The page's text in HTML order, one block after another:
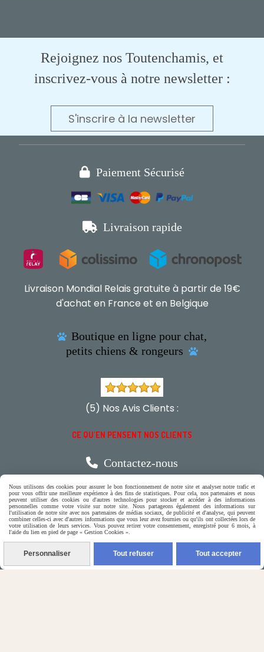
Rejoignez nos Toutenchamis, et
inscrivez-vous à notre newsletter :
S'inscrire à la newsletter
 Paiement Sécurisé
 Livraison rapide
Livraison Mondial Relais gratuite à partir de 19€
d'achat en France et en Belgique
 Boutique en ligne pour chat,
petits chiens & rongeurs

(5) Nos Avis Clients :
CE QU'EN PENSENT NOS CLIENTS
 Contactez-nous
N'hésitez pas à contacter Monique
par téléphone
0618321265
ou par message
Nous utilisons des cookies pour assurer le bon fonctionnement de notre site et analyser notre trafic et
pour vous offrir une meilleure expérience à des fins de statistiques. Pour cela, nos partenaires et nous
peuvent utiliser des cookies ou d'autres technologies pour stocker et accéder à des informations
personnelles comme votre visite sur notre site. Nous partageons également des informations sur
l'utilisation de notre site avec nos partenaires de médias sociaux, de publicité et d'analyse, qui peuvent
combiner celles-ci avec d'autres informations que vous leur avez fournies ou qu'ils ont collectées lors de
votre utilisation de leurs services. Vous pouvez retirer votre consentement, enregistré pour 6 mois, à
l'aide du lien en pied de page « Gestion Cookies ».
Personnaliser Tout refuser Tout accepter